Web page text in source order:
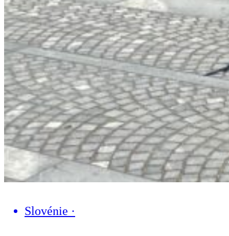
Slovénie ·